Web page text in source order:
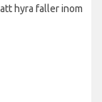
hyra faller inom